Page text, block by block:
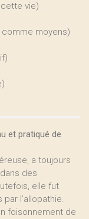
vie)
moyens)
et pratiqué de
a toujours
des
elle fut
l’allopathie.
foisonnement de